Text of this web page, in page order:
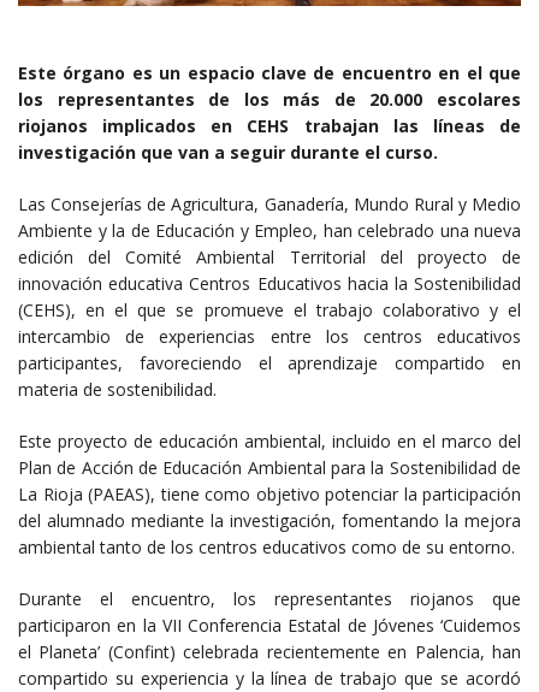
Este órgano es un espacio clave de encuentro en el que
los representantes de los más de 20.000 escolares
riojanos implicados en CEHS trabajan las líneas de
investigación que van a seguir durante el curso.
Las Consejerías de Agricultura, Ganadería, Mundo Rural y Medio
Ambiente y la de Educación y Empleo, han celebrado una nueva
edición del Comité Ambiental Territorial del proyecto de
innovación educativa Centros Educativos hacia la Sostenibilidad
(CEHS), en el que se promueve el trabajo colaborativo y el
intercambio de experiencias entre los centros educativos
participantes, favoreciendo el aprendizaje compartido en
materia de sostenibilidad.
Este proyecto de educación ambiental, incluido en el marco del
Plan de Acción de Educación Ambiental para la Sostenibilidad de
La Rioja (PAEAS), tiene como objetivo potenciar la participación
del alumnado mediante la investigación, fomentando la mejora
ambiental tanto de los centros educativos como de su entorno.
Durante el encuentro, los representantes riojanos que
participaron en la VII Conferencia Estatal de Jóvenes ‘Cuidemos
el Planeta’ (Confint) celebrada recientemente en Palencia, han
compartido su experiencia y la línea de trabajo que se acordó